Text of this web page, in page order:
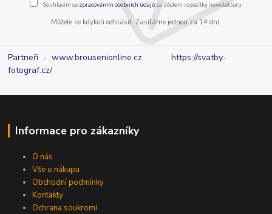
Souhlasím se zpracováním osobních údajůza účelem rozesílky newsletteru.
Můžete se kdykoli odhlásit. Zasíláme jednou za 14 dní.
Partneři - www.brousenionline.czhttps://svatby-
fotograf.cz/
Informace pro zákazníky
O nás
Vše o nákupu
Obchodní podmínky
Kontakty
Ochrana soukromí